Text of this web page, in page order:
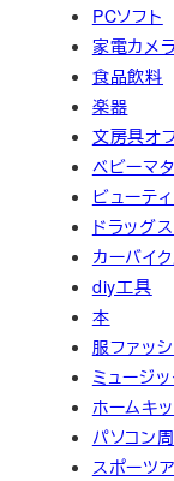
PCソフト
家電カメラ
食品飲料
楽器
文房具オ
ベビーマ
ビューテ
ドラッグ
カーバイ
diy工具
本
服ファッ
ミュージッ
ホームキ
パソコン
スポーツ